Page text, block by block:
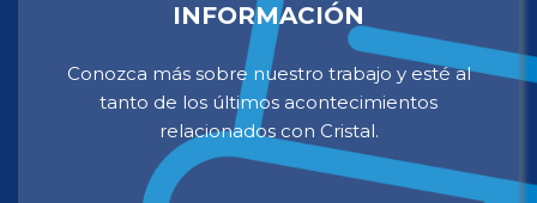
INFORMACIÓN
Conozca más sobre nuestro trabajo y esté al
tanto de los últimos acontecimientos
relacionados con Cristal.